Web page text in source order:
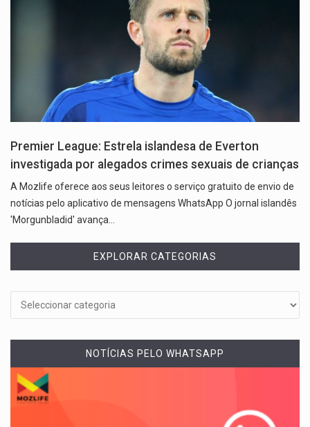
Premier League: Estrela islandesa de Everton
investigada por alegados crimes sexuais de crianças
A Mozlife oferece aos seus leitores o serviço gratuito de envio de
notícias pelo aplicativo de mensagens WhatsApp O jornal islandês
'Morgunbladid' avança…
EXPLORAR CATEGORIAS
NOTÍCIAS PELO WHATSAPP